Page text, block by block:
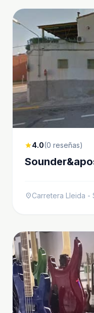
star4.0(0 reseñas)
location_onCarretera Lleida -